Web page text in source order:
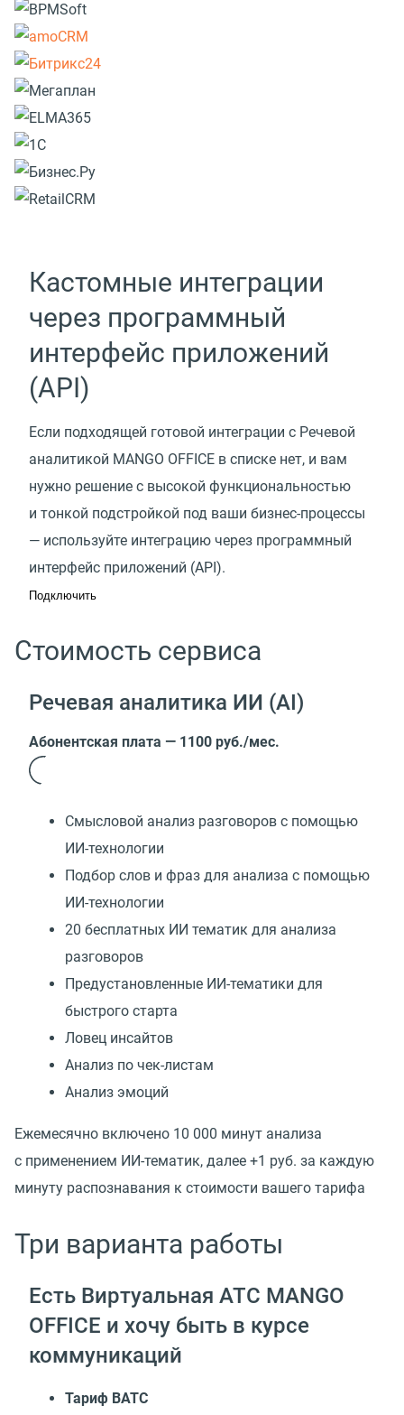
Кастомные интеграции
через программный
интерфейс приложений
(API)
Если подходящей готовой интеграции с Речевой
аналитикой MANGO OFFICE в списке нет, и вам
нужно решение с высокой функциональностью
и тонкой подстройкой под ваши бизнес-процессы
— используйте интеграцию через программный
интерфейс приложений (API).
Подключить
Стоимость сервиса
Речевая аналитика ИИ (AI)
Абонентская плата — 1100 руб./мес.
Смысловой анализ разговоров с помощью
ИИ-технологии
Подбор слов и фраз для анализа с помощью
ИИ-технологии
20 бесплатных ИИ тематик для анализа
разговоров
Предустановленные ИИ-тематики для
быстрого старта
Ловец инсайтов
Анализ по чек-листам
Анализ эмоций
Ежемесячно включено 10 000 минут анализа
с применением ИИ-тематик, далее +1 руб. за каждую
минуту распознавания к стоимости вашего тарифа
Три варианта работы
Есть Виртуальная АТС MANGO
OFFICE и хочу быть в курсе
коммуникаций
Тариф ВАТС